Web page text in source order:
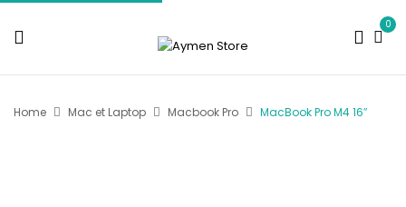
0
Home Mac et Laptop Macbook Pro MacBook Pro M4 16″